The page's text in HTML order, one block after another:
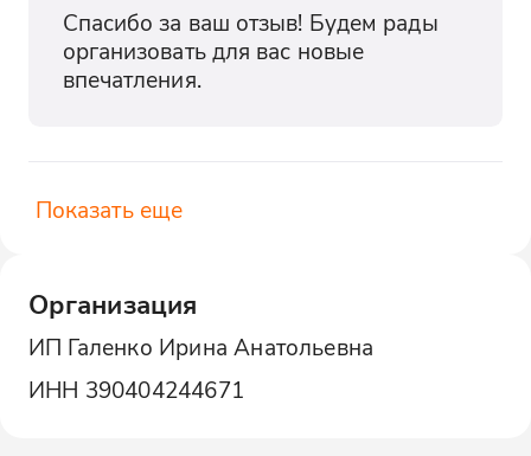
Спасибо за ваш отзыв! Будем рады
организовать для вас новые
впечатления.
Показать еще
Организация
ИП Галенко Ирина Анатольевна
ИНН 390404244671